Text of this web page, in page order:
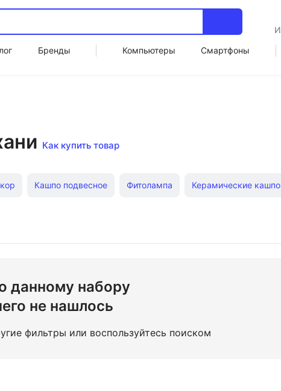
Бренды Компьютеры Смартфоны
Как купить товар
Кашпо подвесное Фитолампа Керамические кашпо
данному набору
не нашлось
фильтры или воспользуйтесь поиском